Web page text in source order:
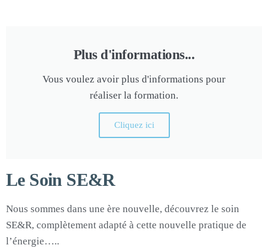
Plus d'informations...
Vous voulez avoir plus d'informations pour
réaliser la formation.
Cliquez ici
Le Soin SE&R
Nous sommes dans une ère nouvelle, découvrez le soin
SE&R, complètement adapté à cette nouvelle pratique de
l’énergie…..